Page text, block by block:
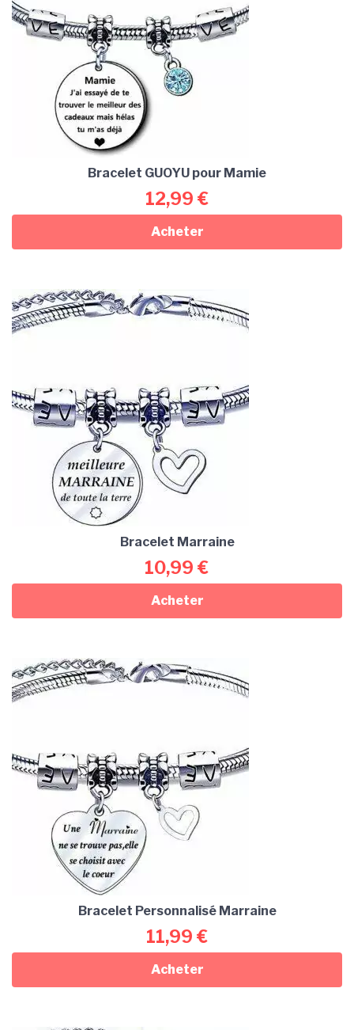
Bracelet GUOYU pour Mamie
12,99 €
Acheter
Bracelet Marraine
10,99 €
Acheter
Bracelet Personnalisé Marraine
11,99 €
Acheter